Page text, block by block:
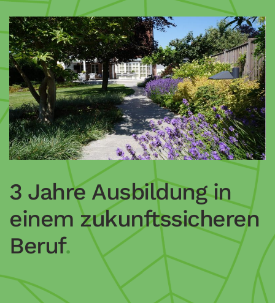
3 Jahre Ausbildungin
einem zukunfts­sicheren
Beruf.